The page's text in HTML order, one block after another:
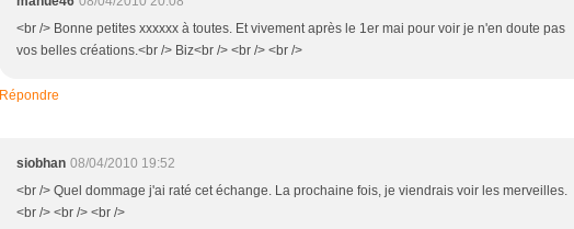
<br /> Bonne petites xxxxxx à toutes. Et vivement après le 1er mai pour voir je n'en doute pas
vos belles créations.<br /> Biz<br /> <br /> <br />
Répondre
siobhan 08/04/2010 19:52
<br /> Quel dommage j'ai raté cet échange. La prochaine fois, je viendrais voir les merveilles.
<br /> <br /> <br />